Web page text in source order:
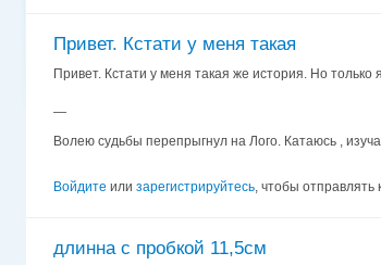
Привет. Кстати у меня такая
Привет. Кстати у меня такая же история. Но
—
Волею судьбы перепрыгнул на Лого. Катаюсь ,
Войдите или зарегистрируйтесь, чтобы отправлять
длинна с пробкой 11,5см